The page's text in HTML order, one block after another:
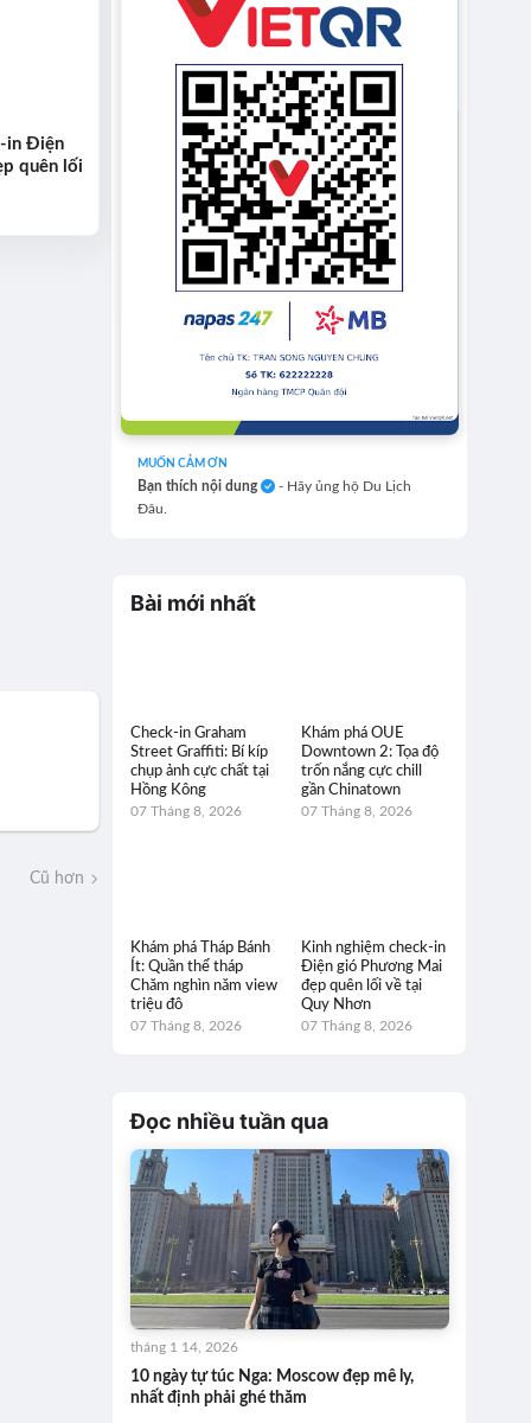
in Điện
quên lối
Cũ hơn
MUỐN CẢM ƠN
Bạn thích nội dung
- Hãy ủng hộ Du Lịch
Đâu.
Bài mới nhất
Check-in Graham
Street Graffiti: Bí kíp
chụp ảnh cực chất tại
Hồng Kông
07 Tháng 8, 2026
Khám phá OUE
Downtown 2: Tọa độ
trốn nắng cực chill
gần Chinatown
07 Tháng 8, 2026
Khám phá Tháp Bánh
Ít: Quần thể tháp
Chăm nghìn năm view
triệu đô
07 Tháng 8, 2026
Kinh nghiệm check-in
Điện gió Phương Mai
đẹp quên lối về tại
Quy Nhơn
07 Tháng 8, 2026
Đọc nhiều tuần qua
10 ngày tự túc Nga: Moscow đẹp mê ly,
nhất định phải ghé thăm
tháng 1 14, 2026